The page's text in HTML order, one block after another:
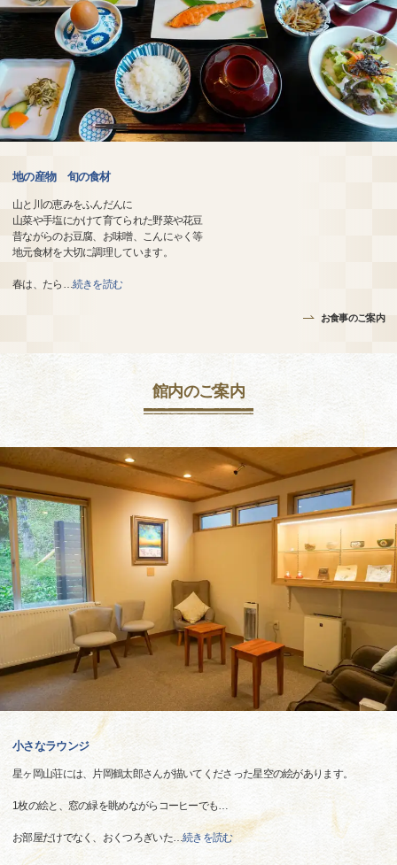
地の産物 旬の食材
山と川の恵みをふんだんに
山菜や手塩にかけて育てられた野菜や花豆
昔ながらのお豆腐、お味噌、こんにゃく等
地元食材を大切に調理しています。
春は、たら …続きを読む
お食事のご案内
館内のご案内
小さなラウンジ
星ヶ岡山荘には、片岡鶴太郎さんが描いてくださった星空の絵があります。
1枚の絵と、窓の緑を眺めながらコーヒーでも…
お部屋だけでなく、おくつろぎいた…続きを読む